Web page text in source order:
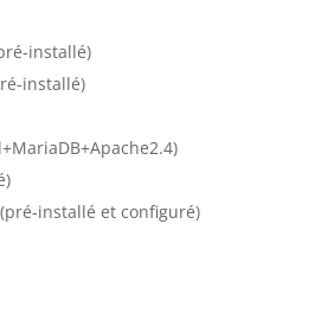
installé)
installé)
(pré-installé et configuré)